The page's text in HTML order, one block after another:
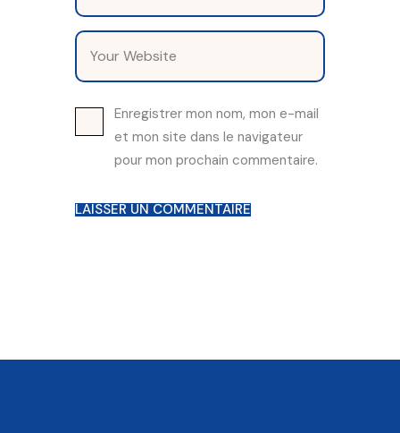
Enregistrer mon nom, mon e-mail
et mon site dans le navigateur
pour mon prochain commentaire.
LAISSER UN COMMENTAIRE